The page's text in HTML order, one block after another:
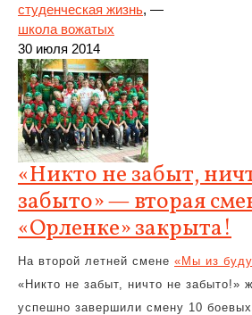
студенческая жизнь, —
школа вожатых
30 июля 2014
«Никто не забыт,
забыто» — вторая
«Орленке» закрыта!
На второй летней смене «Мы из
«Никто не забыт, ничто не забыто!»
успешно завершили смену 10